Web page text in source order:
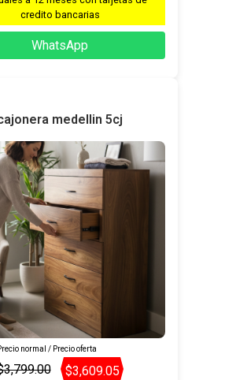
credito bancarias
WhatsApp
medellin 5cj
normal / Precio oferta
$3,609.05